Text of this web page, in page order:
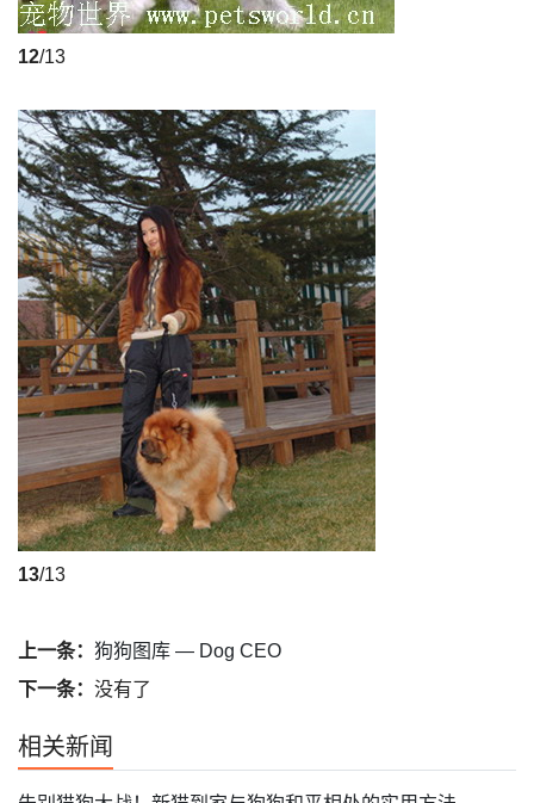
12/13
13/13
上一条： 狗狗图库 — Dog CEO
下一条： 没有了
相关新闻